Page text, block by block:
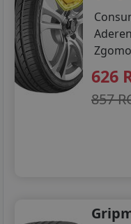
626
857